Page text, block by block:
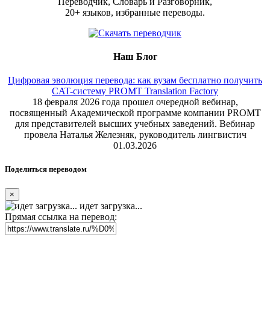
20+ языков, избранные переводы.
Наш Блог
Цифровая эволюция перевода: как вузам бесплатно получить
CAT-систему PROMT Translation Factory
18 февраля 2026 года прошел очередной вебинар,
посвященный Академической программе компании PROMT
для представителей высших учебных заведений. Вебинар
провела Наталья Железняк, руководитель лингвистич
01.03.2026
Поделиться переводом
×
идет загрузка...
Прямая ссылка на перевод: